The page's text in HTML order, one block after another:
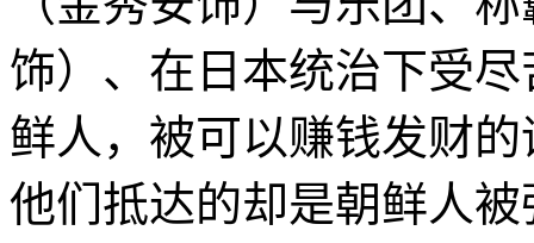
饰）、在日本统治下受
鲜人，被可以赚钱发财
他们抵达的却是朝鲜人